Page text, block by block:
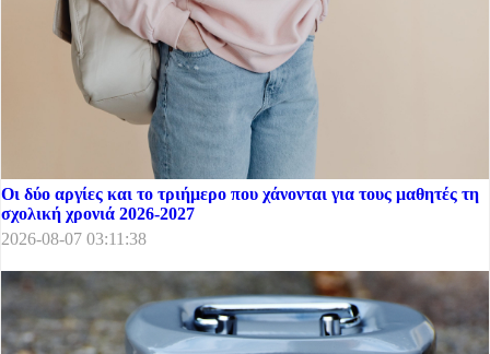
Οι δύο αργίες και το τριήμερο που χάνονται για τους μαθητές τη
σχολική χρονιά 2026-2027
2026-08-07 03:11:38